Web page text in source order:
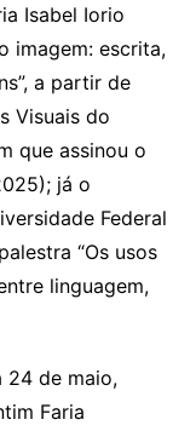
Isabel Iorio
imagem: escrita,
a partir de
Visuais do
que assinou o
já o
Federal
“Os usos
linguagem,
24 de maio,
Faria